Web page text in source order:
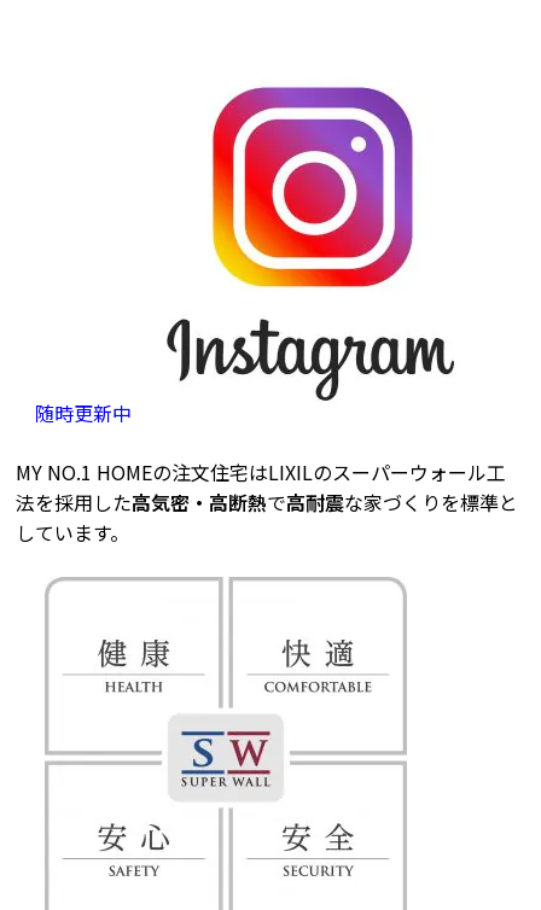
随時更新中
MY NO.1 HOMEの注文住宅はLIXILのスーパーウォール工
法を採用した高気密・高断熱で高耐震な家づくりを標準と
しています。